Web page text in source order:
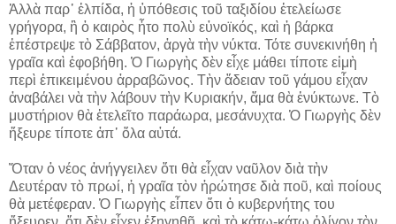
Ἀλλὰ παρ᾽ ἐλπίδα, ἡ ὑπόθεσις τοῦ ταξιδίου ἐτελείωσε
γρήγορα, ἢ ὁ καιρὸς ἦτο πολὺ εὐνοϊκός, καὶ ἡ βάρκα
ἐπέστρεψε τὸ Σάββατον, ἀργὰ τὴν νύκτα. Τότε συνεκινήθη ἡ
γραῖα καὶ ἐφοβήθη. Ὁ Γιωργὴς δὲν εἶχε μάθει τίποτε εἰμὴ
περὶ ἐπικειμένου ἀρραβῶνος. Τὴν ἄδειαν τοῦ γάμου εἶχαν
ἀναβάλει νὰ τὴν λάβουν τὴν Κυριακήν, ἅμα θὰ ἐνύκτωνε. Τὸ
μυστήριον θὰ ἐτελεῖτο παράωρα, μεσάνυχτα. Ὁ Γιωργὴς δὲν
ἤξευρε τίποτε ἀπ᾽ ὅλα αὐτά.
Ὅταν ὁ νέος ἀνήγγειλεν ὅτι θὰ εἶχαν ναῦλον διὰ τὴν
Δευτέραν τὸ πρωί, ἡ γραῖα τὸν ἠρώτησε διὰ ποῦ, καὶ ποίους
θὰ μετέφεραν. Ὁ Γιωργὴς εἶπεν ὅτι ὁ κυβερνήτης του